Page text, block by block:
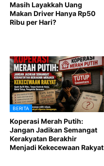
Masih Layakkah Uang
Makan Driver Hanya Rp50
Ribu per Hari?
BERITA
Koperasi Merah Putih:
Jangan Jadikan Semangat
Kerakyatan Berakhir
Menjadi Kekecewaan Rakyat